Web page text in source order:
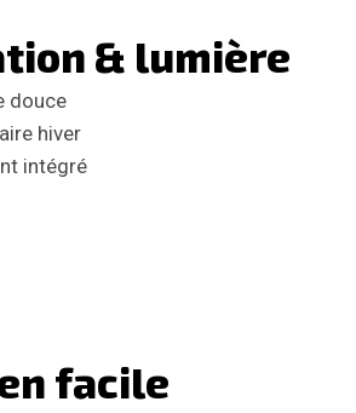
& lumière
douce
hiver
intégré
facile